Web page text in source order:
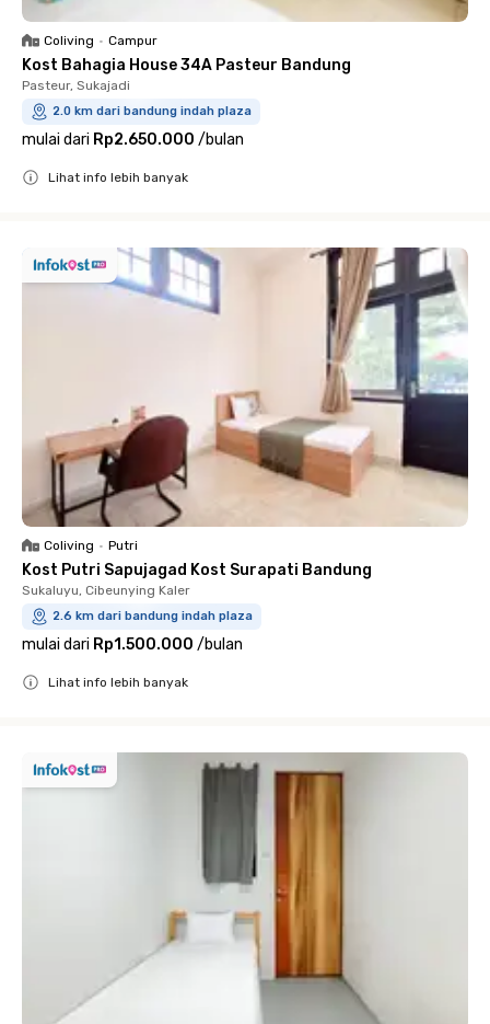
Coliving • Campur
Kost Bahagia House 34A Pasteur Bandung
Pasteur, Sukajadi
2.0 km dari bandung indah plaza
mulai dari Rp2.650.000 /bulan
Lihat info lebih banyak
Coliving • Putri
Kost Putri Sapujagad Kost Surapati Bandung
Sukaluyu, Cibeunying Kaler
2.6 km dari bandung indah plaza
mulai dari Rp1.500.000 /bulan
Lihat info lebih banyak